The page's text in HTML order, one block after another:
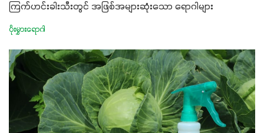
ကြက်ဟင်းခါးသီးတွင် အဖြစ်အများဆုံးသော ရောဂါများ
ပိုးမွှားရောဂါ